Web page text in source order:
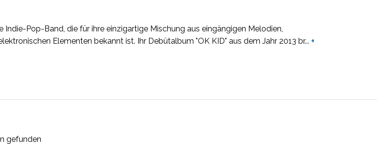
Indie-Pop-Band, die für ihre einzigartige Mischung aus eingängigen Melodien,
Elementen bekannt ist. Ihr Debütalbum "OK KID" aus dem Jahr 2013 br... +
gefunden